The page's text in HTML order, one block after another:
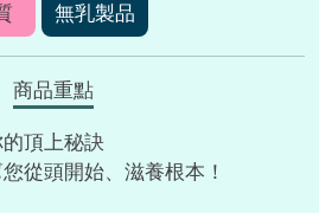
無乳製品
商品重點
頂上秘訣
從頭開始、滋養根本！